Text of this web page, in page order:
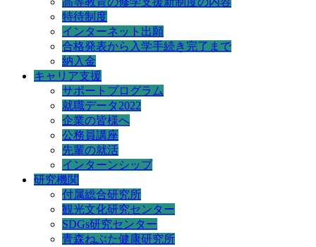
特待制度
インターネット出願
合格発表から入学手続き完了まで
納入金
キャリア支援
サポートプログラム
就職データ2022
企業の皆様へ
公務員講座
先輩の就活
インターンシップ
研究機関
付属総合研究所
観光文化研究センター
SDGs研究センター
青森ねぶた健康研究所